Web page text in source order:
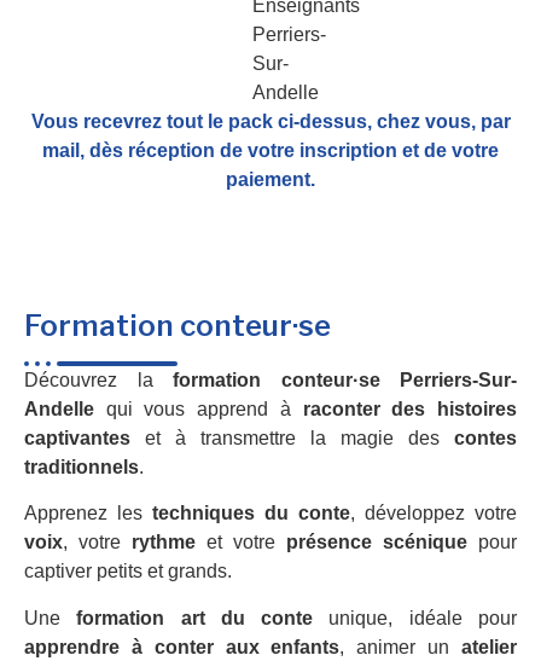
Vous recevrez tout le pack ci-dessus, chez vous, par
mail, dès réception de votre inscription et de votre
paiement.
Formation conteur·se
Découvrez la formation conteur·se Perriers-Sur-
Andelle qui vous apprend à raconter des histoires
captivantes et à transmettre la magie des contes
traditionnels.
Apprenez les techniques du conte, développez votre
voix, votre rythme et votre présence scénique pour
captiver petits et grands.
Uneformation art du conte unique, idéale pour
apprendre à conter aux enfants, animer unatelier